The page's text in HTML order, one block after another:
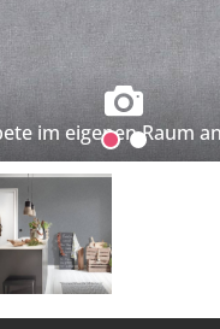
im eigenen Raum